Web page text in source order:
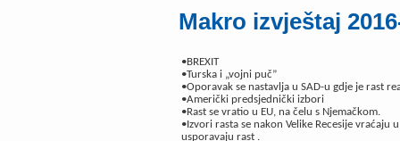
Makro izvještaj
•BREXIT
•Turska i „vojni puč”
•Oporavak se nastavlja u SAD-u gdje je rast
•Američki predsjednički izbori
•Rast se vratio u EU, na čelu s Njemačkom.
•Izvori rasta se nakon Velike Recesije vraćaju
usporavaju rast .